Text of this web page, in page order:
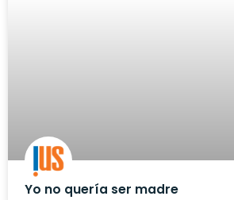
Yo no quería ser madre